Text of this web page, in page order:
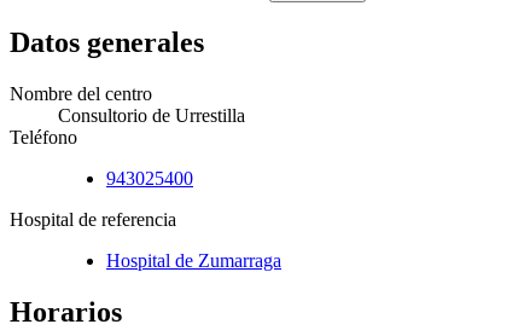
Datos generales
Nombre del centro
Consultorio de Urrestilla
Teléfono
943025400
Hospital de referencia
Hospital de Zumarraga
Horarios